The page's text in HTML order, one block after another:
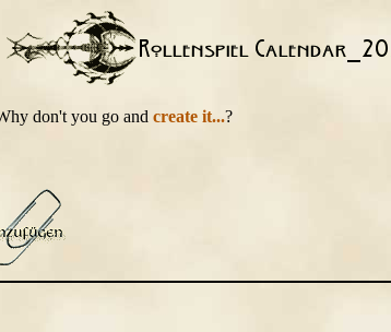
don't you go and create it...?